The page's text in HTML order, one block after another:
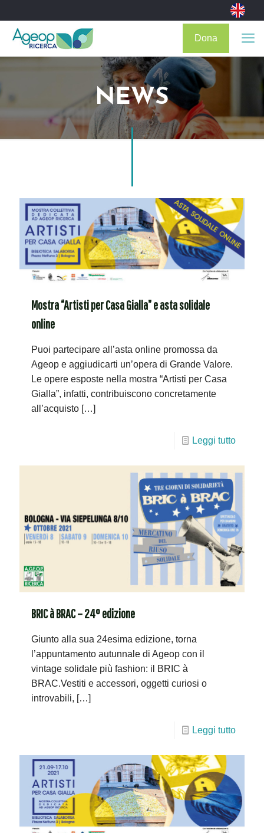
Dona
NEWS
Mostra “Artisti per Casa Gialla” e asta solidale
online
Puoi partecipare all’asta online promossa da
Ageop e aggiudicarti un’opera di Grande Valore.
Le opere esposte nella mostra “Artisti per Casa
Gialla”, infatti, contribuiscono concretamente
all’acquisto […]
Leggi tutto
BRIC à BRAC – 24° edizione
Giunto alla sua 24esima edizione, torna
l’appuntamento autunnale di Ageop con il
vintage solidale più fashion: il BRIC à
BRAC.Vestiti e accessori, oggetti curiosi o
introvabili, […]
Leggi tutto